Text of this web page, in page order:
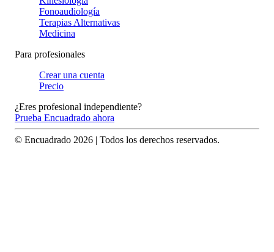
Fonoaudiología
Terapias Alternativas
Medicina
Para profesionales
Crear una cuenta
Precio
¿Eres profesional independiente?
Prueba Encuadrado ahora
© Encuadrado 2026 | Todos los derechos reservados.